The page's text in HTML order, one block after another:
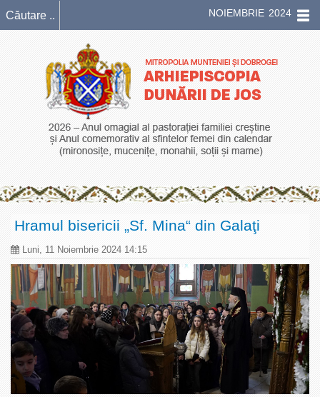
NOIEMBRIE 2024
Hramul bisericii „Sf. Mina“ din Galaţi
Luni, 11 Noiembrie 2024 14:15